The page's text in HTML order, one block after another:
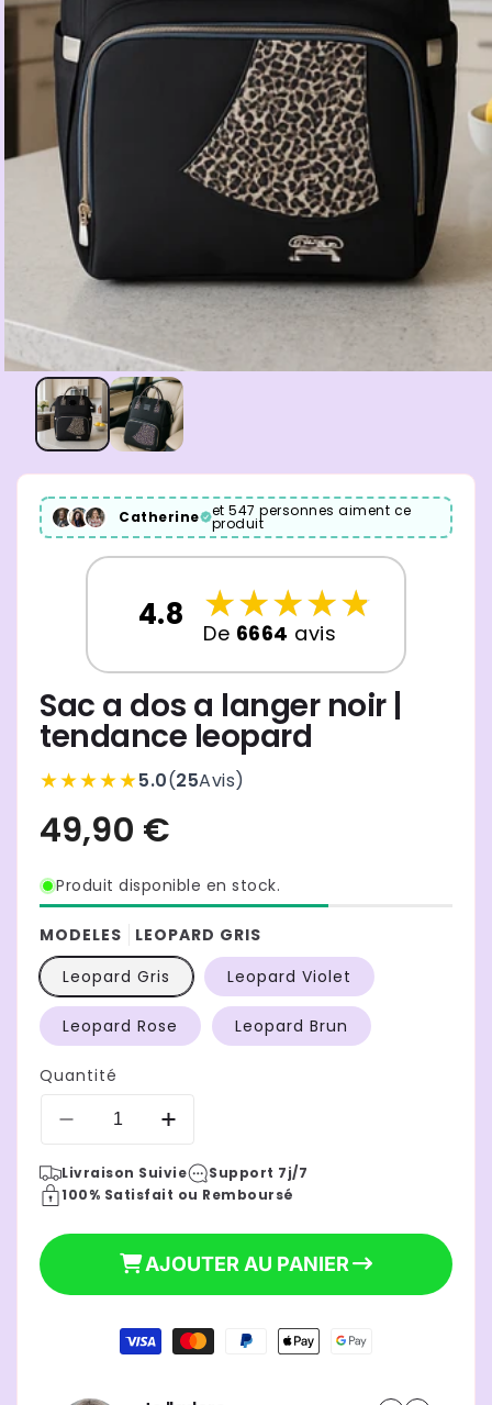
Catherine et 547 personnes aiment ce
produit
4.8 ☆
★☆
★☆
★☆
★☆
★
De 6664 avis
Sac a dos a langer noir |
tendance leopard
★★★★★5.0(25Avis)
Prix
Produit disponible en stock.
MODELES
LEOPARD GRIS
Leopard Gris
Leopard Violet
Leopard Rose Leopard Brun
Quantité
Réduire
quantité
de
a
Augmenter
quantité
de
dos
a
noir
Livraison Suivie
Support 7j/7
100% Satisfait ou Remboursé
AJOUTER AU PANIER